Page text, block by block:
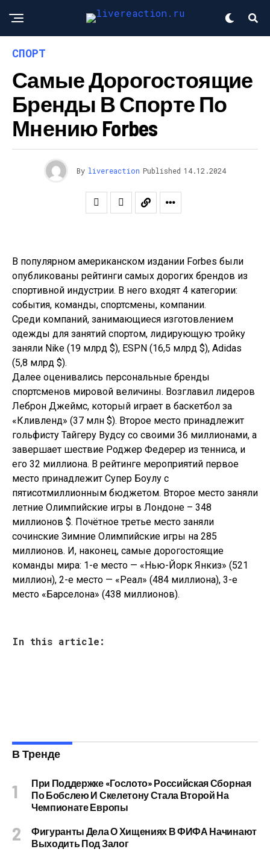
СПОРТ
Самые Дорогостоящие
Бренды В Спорте По
Мнению Forbes
By livereaction Published 14.12.2024
В популярном американском издании Forbes были
опубликованы рейтинги самых дорогих брендов из
спортивной индустрии. В него входят 4 категории:
события, команды, спортсмены, компании.
Среди компаний, занимающиеся изготовлением
одежды для занятий спортом, лидирующую тройку
заняли Nike (19 млрд $), ESPN (16,5 млрд $), Adidas
(5,8 млрд $).
Далее оценивались персональные бренды
спортсменов мировой величины. Возглавил лидеров
Леброн Джеймс, который играет в баскетбол за
«Кливленд» (37 млн $). Второе место принадлежит
гольфисту Тайгеру Вудсу со своими 36 миллионами, а
завершает шествие Роджер Федерер из тенниса, и
его 32 миллиона. В рейтинге мероприятий первое
место принадлежит Супер Боулу с
пятисотмиллионным бюджетом. Второе место заняли
летние Олимпийские игры в Лондоне – 348
миллионов $. Почётное третье место заняли
сочинские Зимние Олимпийские игры на 285
миллионов. И, наконец, самые дорогостоящие
команды мира: 1-е место — «Нью-Йорк Янкиз» (521
миллион), 2-е место — «Реал» (484 миллиона), 3-е
место «Барселона» (438 миллионов).
In this article:
В Тренде
При Поддержке «Гослото» Российская Сборная
По Бобслею И Скелетону Стала Второй На
Чемпионате Европы
Фигуранты Дела О Хищениях В ФИФА Начинают
Выходить Под Залог